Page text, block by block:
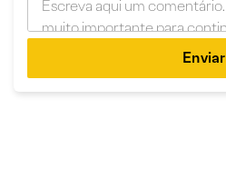
Enviar